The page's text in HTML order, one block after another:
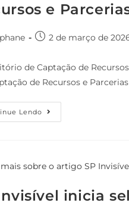
e
2 de março de
de Captação de
de Recursos e
Lendo
inicia